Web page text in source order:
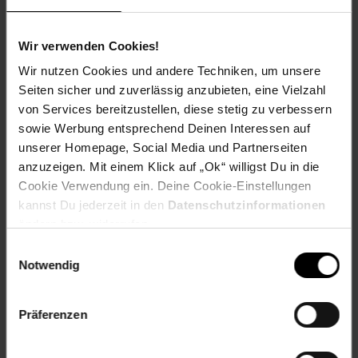
Wir verwenden Cookies!
Wir nutzen Cookies und andere Techniken, um unsere
Seiten sicher und zuverlässig anzubieten, eine Vielzahl
von Services bereitzustellen, diese stetig zu verbessern
sowie Werbung entsprechend Deinen Interessen auf
unserer Homepage, Social Media und Partnerseiten
anzuzeigen. Mit einem Klick auf „Ok“ willigst Du in die
Cookie Verwendung ein. Deine Cookie-Einstellungen
kannst Du jederzeit in den Datenschutzinformationen
Notwendig
Präferenzen
Versandinformationen
Herstellerinformationen
Fußzeile
Weitere Online-Angebote
Karriere